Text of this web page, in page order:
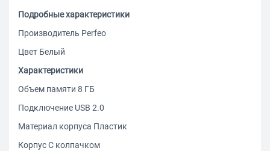
Подробные характеристики
Производитель Perfeo
Цвет Белый
Характеристики
Объем памяти 8 ГБ
Подключение USB 2.0
Материал корпуса Пластик
Корпус С колпачком